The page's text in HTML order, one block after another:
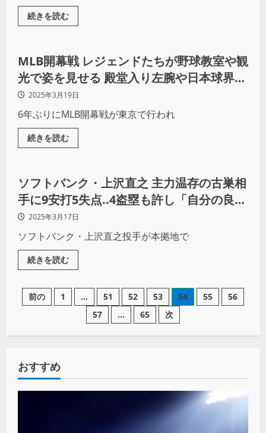
続きを読む
野球
MLB開幕戦 レジェンドたちが野球教室や観
光で姿を見せる 殿堂入り左腕や日本球界経
験者にSNSでは「会いたい！」のコメント
も
2025年3月19日
6年ぶりにMLB開幕戦が東京で行われ
続きを読む
野球
ソフトバンク・上沢直之 主力温存の古巣相
手に9安打5失点..4盗塁も許し「自分の良い
ところも、悪いところも出た投球」と反省
2025年3月17日
ソフトバンク・上沢直之投手が本拠地で
続きを読む
前の 1 … 51 52 53 54 55
56
57
… 65 次
おすすめ